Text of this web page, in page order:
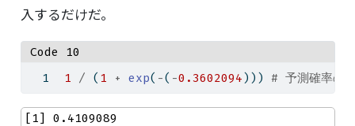
入するだけだ。
Code 10
1
/ ( 1 + exp( -( -0.3602094))) # 予測確率の
[1] 0.4109089